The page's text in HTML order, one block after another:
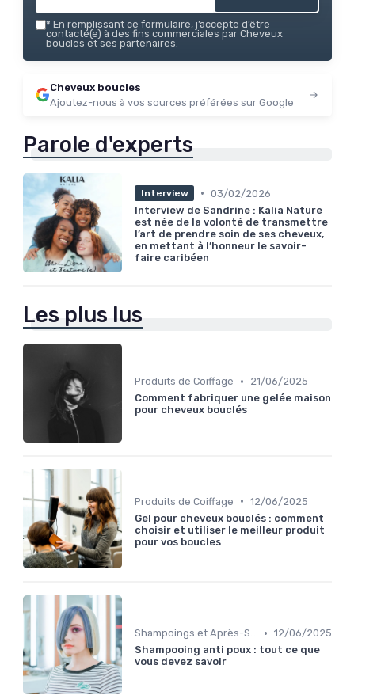
* En remplissant ce formulaire, j’accepte d’être
contacté(e) à des fins commerciales par Cheveux
boucles et ses partenaires.
Cheveux boucles
Ajoutez-nous à vos sources préférées sur Google
Parole d'experts
Interview • 03/02/2026
Interview de Sandrine : Kalia Nature
est née de la volonté de transmettre
l’art de prendre soin de ses cheveux,
en mettant à l’honneur le savoir-
faire caribéen
Les plus lus
Produits de Coiffage •
21/06/2025
Comment fabriquer une gelée maison
pour cheveux bouclés
Produits de Coiffage • 12/06/2025
Gel pour cheveux bouclés : comment
choisir et utiliser le meilleur produit
pour vos boucles
Shampoings et Après-Shampoings • 12/06/2025
Shampooing anti poux : tout ce que
vous devez savoir